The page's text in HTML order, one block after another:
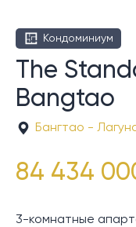
Кондоминиум
The
Bangtao
Бангтао -
84 434
3-комнатные